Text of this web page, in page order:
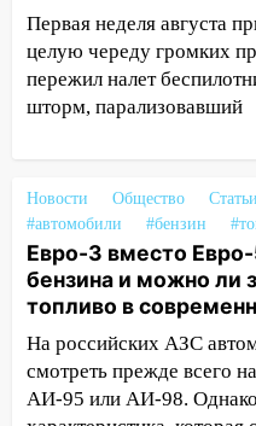
14:28 Ураган
Деева в Заволжье
14:26 Жители
пытаются
14:16
Шторм
на улице Любови
светофор
14:14 Студента из
мошенники под
14:12 Куда
упавшее дерево
после непогоды
Первая неделя августа
целую череду громких
пережил налет
шторм, парализовавший
Новости Общество
Статьи
#автомобили
#бензин
Евро-3 вместо
бензина и можно ли
топливо в
На российских АЗС
смотреть прежде всего
АИ-95 или АИ-98. Однако